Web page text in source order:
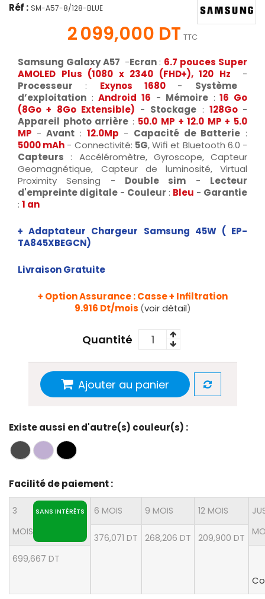
Réf : SM-A57-8/128-BLUE
2 099,000 DT TTC
Samsung Galaxy A57 -Ecran: 6.7 pouces Super
AMOLED Plus (1080 x 2340 (FHD+), 120 Hz
-
Processeur : Exynos 1680 - Système
d’exploitation :Android 16 - Mémoire : 16 Go
(8Go + 8Go Extensible) - Stockage : 128Go -
Appareil photo arrière : 50.0 MP + 12.0 MP + 5.0
MP -Avant : 12.0Mp - Capacité de Batterie :
5000 mAh - Connectivité: 5G, Wifi et Bluetooth 6.0 -
Capteurs : Accéléromètre, Gyroscope, Capteur
Geomagnétique, Capteur de luminosité, Virtual
Proximity Sensing - Double sim - Lecteur
d'empreinte digitale - Couleur : Bleu - Garantie
: 1 an
+Adaptateur Chargeur Samsung 45W ( EP-
TA845XBEGCN)
Livraison Gratuite
+ Option Assurance : Casse + Infiltration
9.916 Dt/mois (voir détail)
Quantité
Ajouter au panier
Existe aussi en d'autre(s) couleur(s) :
Facilité de paiement :
3
MOIS
SANS INTÉRÊTS
699,667 DT
6 MOIS
376,071 DT
9 MOIS
268,206 DT
12 MOIS
209,900 DT